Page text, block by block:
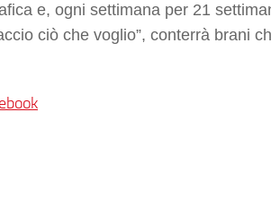
e, ogni settimana per 21
ciò che voglio”, conterrà brani